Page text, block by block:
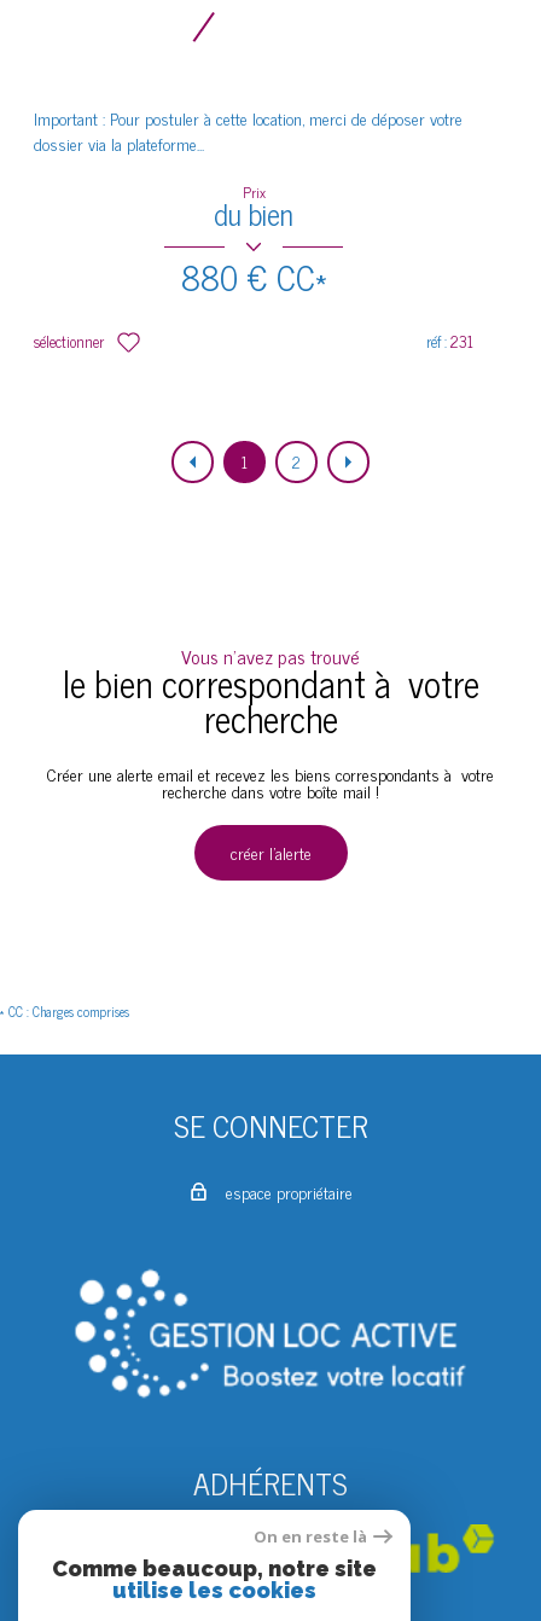
Important : Pour postuler à cette location, merci de déposer votre
dossier via la plateforme...
Prix
du bien
880 €CC*
sélectionner réf :231
1 2
Vous n'avez pas trouvé
le bien correspondant à votre
recherche
Créer une alerte email et recevez les biens correspondants à votre
recherche dans votre boîte mail !
créer l'alerte
* CC : Charges comprises
SE CONNECTER
espace propriétaire
ADHÉRENTS
On en reste là
Comme beaucoup, notre site
utilise les cookies